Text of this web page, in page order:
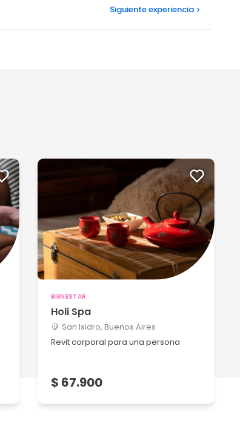
Siguienteexperiencia
BIENESTAR
Holi Spa
San Isidro, Buenos Aires
Revit corporal para una persona
$ 67.900